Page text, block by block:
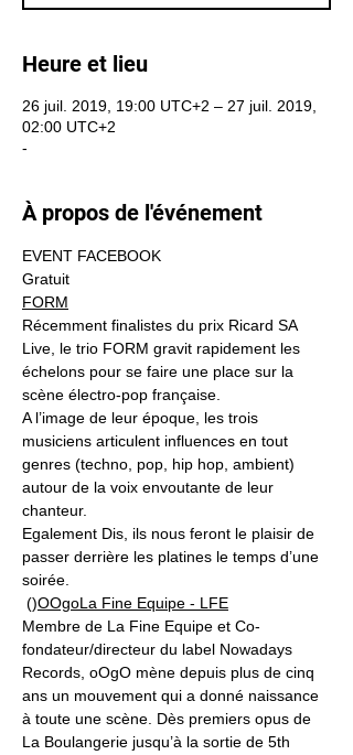
Heure et lieu
26 juil. 2019, 19:00 UTC+2 – 27 juil. 2019,
02:00 UTC+2
-
À propos de l'événement
EVENT FACEBOOK
Gratuit
FORM
Récemment finalistes du prix Ricard SA
Live, le trio FORM gravit rapidement les
échelons pour se faire une place sur la
scène électro-pop française.
A l’image de leur époque, les trois
musiciens articulent influences en tout
genres (techno, pop, hip hop, ambient)
autour de la voix envoutante de leur
chanteur.
Egalement Dis, ils nous feront le plaisir de
passer derrière les platines le temps d’une
soirée.
()OOgoLa Fine Equipe - LFE
Membre de La Fine Equipe et Co-
fondateur/directeur du label Nowadays
Records, oOgO mène depuis plus de cinq
ans un mouvement qui a donné naissance
à toute une scène. Dès premiers opus de
La Boulangerie jusqu’à la sortie de 5th